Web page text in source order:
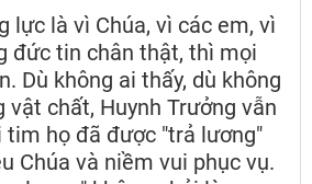
lực là vì Chúa, vì các em, vì
đức tin chân thật, thì mọi
Dù không ai thấy, dù không
vật chất, Huynh Trưởng vẫn
họ đã được "trả lương"
Chúa và niềm vui phục vụ.